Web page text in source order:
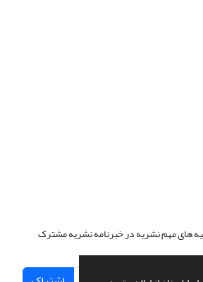
های مهم نشریه در خبرنامه نشریه مشترک